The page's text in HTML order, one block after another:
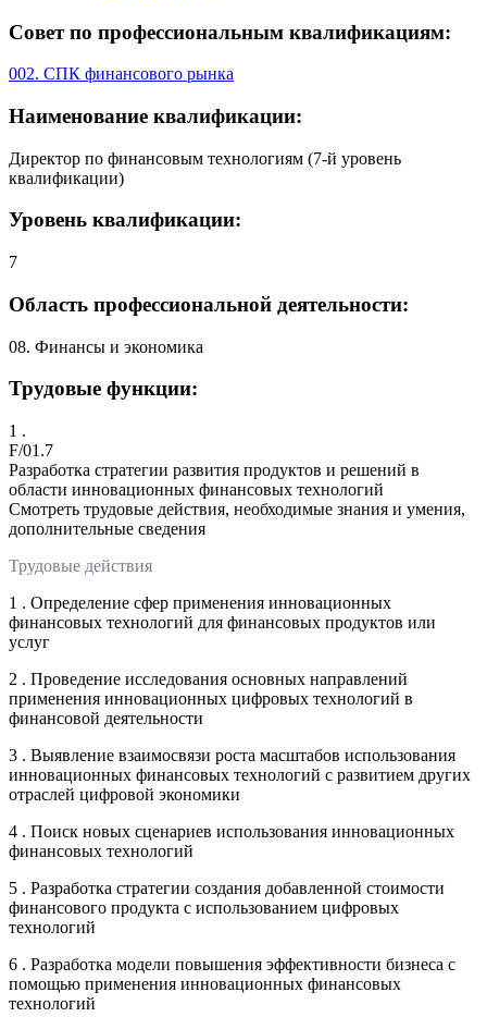
Совет по профессиональным квалификациям:
002. СПК финансового рынка
Наименование квалификации:
Директор по финансовым технологиям (7-й уровень
квалификации)
Уровень квалификации:
7
Область профессиональной деятельности:
08. Финансы и экономика
Трудовые функции:
1 .
F/01.7
Разработка стратегии развития продуктов и решений в
области инновационных финансовых технологий
Смотреть трудовые действия, необходимые знания и умения,
дополнительные сведения
Трудовые действия
1 . Определение сфер применения инновационных
финансовых технологий для финансовых продуктов или
услуг
2 . Проведение исследования основных направлений
применения инновационных цифровых технологий в
финансовой деятельности
3 . Выявление взаимосвязи роста масштабов использования
инновационных финансовых технологий с развитием других
отраслей цифровой экономики
4 . Поиск новых сценариев использования инновационных
финансовых технологий
5 . Разработка стратегии создания добавленной стоимости
финансового продукта с использованием цифровых
технологий
6 . Разработка модели повышения эффективности бизнеса с
помощью применения инновационных финансовых
технологий